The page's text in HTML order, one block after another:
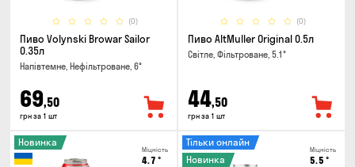
(0)
Пиво Volynski Browar Sailor
0.35л
Напівтемне, Нефільтроване, 6°
69,50
грн за 1 шт
(0)
Пиво AltMuller Original 0.5л
Світле, Фільтроване, 5.1°
44,50
грн за 1 шт
Міцність
4.7 °
Новинка
Міцність
5.5 °
Тільки онлайн
Новинка